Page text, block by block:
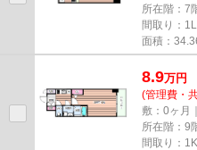
所在階：7
間取り：
面積：
8.9万円
(管理費・
敷：0ヶ月
所在階：9
間取り：1K